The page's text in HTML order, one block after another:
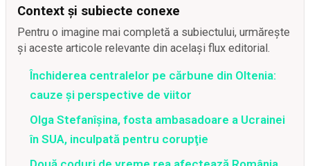
Context și subiecte conexe
Pentru o imagine mai completă a subiectului, urmărește
și aceste articole relevante din același flux editorial.
Închiderea centralelor pe cărbune din Oltenia:
cauze și perspective de viitor
Olga Stefanîşina, fosta ambasadoare a Ucrainei
în SUA, inculpată pentru corupţie